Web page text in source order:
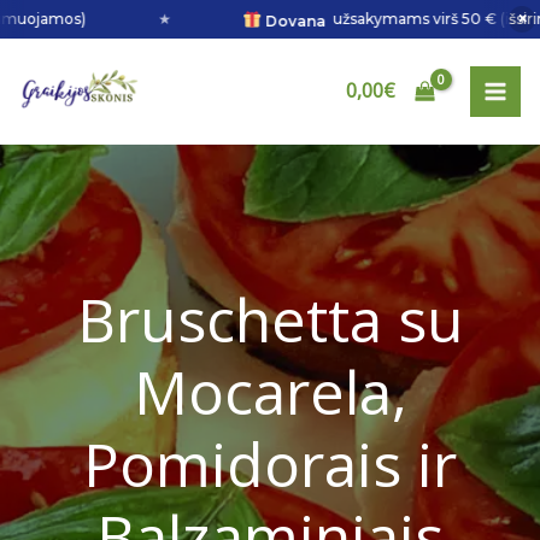
Dovanaužsakymams virš 50 € (išsirink 1 iš 3×
Pereiti
prie
turinio
0,00€
Bruschetta su
Mocarela,
Pomidorais ir